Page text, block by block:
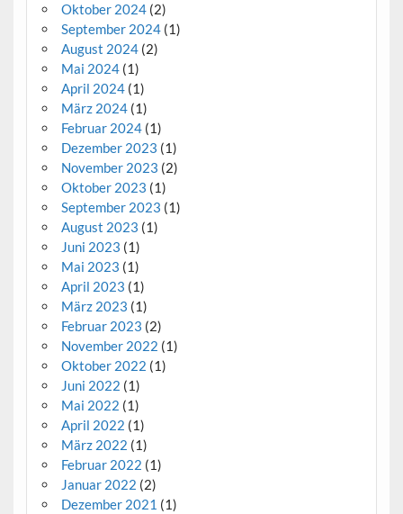
Oktober 2024(2)
September 2024(1)
August 2024(2)
Mai 2024(1)
April 2024(1)
März 2024(1)
Februar 2024(1)
Dezember 2023 (1)
November 2023 (2)
Oktober 2023 (1)
September 2023 (1)
August 2023 (1)
Juni 2023 (1)
Mai 2023 (1)
April 2023 (1)
März 2023 (1)
Februar 2023 (2)
November 2022 (1)
Oktober 2022 (1)
Juni 2022 (1)
Mai 2022 (1)
April 2022 (1)
März 2022 (1)
Februar 2022 (1)
Januar 2022 (2)
Dezember 2021 (1)